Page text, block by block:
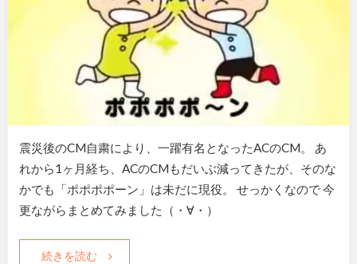
震災後のCM自粛により、一躍有名となったACのCM。 あ
れから1ヶ月経ち、ACのCMもだいぶ減ってきたが、そのな
かでも「ポポポポーン」は未だに現役。 せっかくなので 今
更ながらまとめてみました（・∀・）
続きを読む